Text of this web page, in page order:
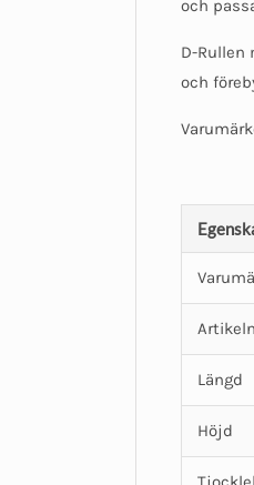
och
D-
och
Längd
Höjd